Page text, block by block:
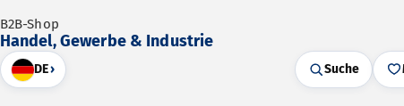
B2B-Shop
Handel, Gewerbe & Industrie
DE› Suche